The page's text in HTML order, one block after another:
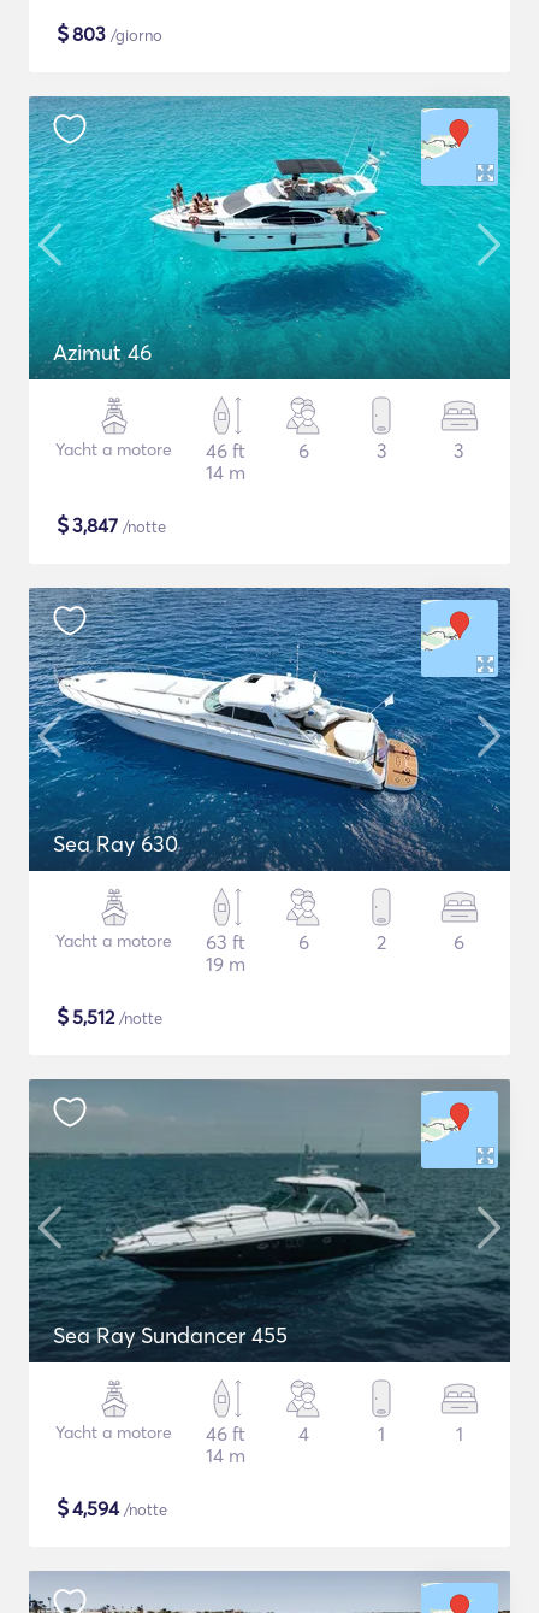
$803 /giorno
Azimut 46
Yacht a motore
46 ft
14 m
6 3 3
$3,847 /notte
Sea Ray 630
Yacht a motore
63 ft
19 m
6 2 6
$5,512/notte
Sea Ray Sundancer 455
Yacht a motore
46 ft
14 m
4 1 1
$4,594/notte